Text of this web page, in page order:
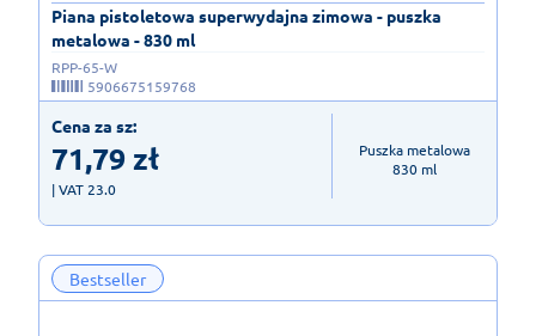
Piana pistoletowa superwydajna zimowa - puszka
metalowa - 830 ml
RPP-65-W
5906675159768
Cena za sz:
71,79zł
| VAT 23.0
Puszka metalowa
830 ml
Bestseller